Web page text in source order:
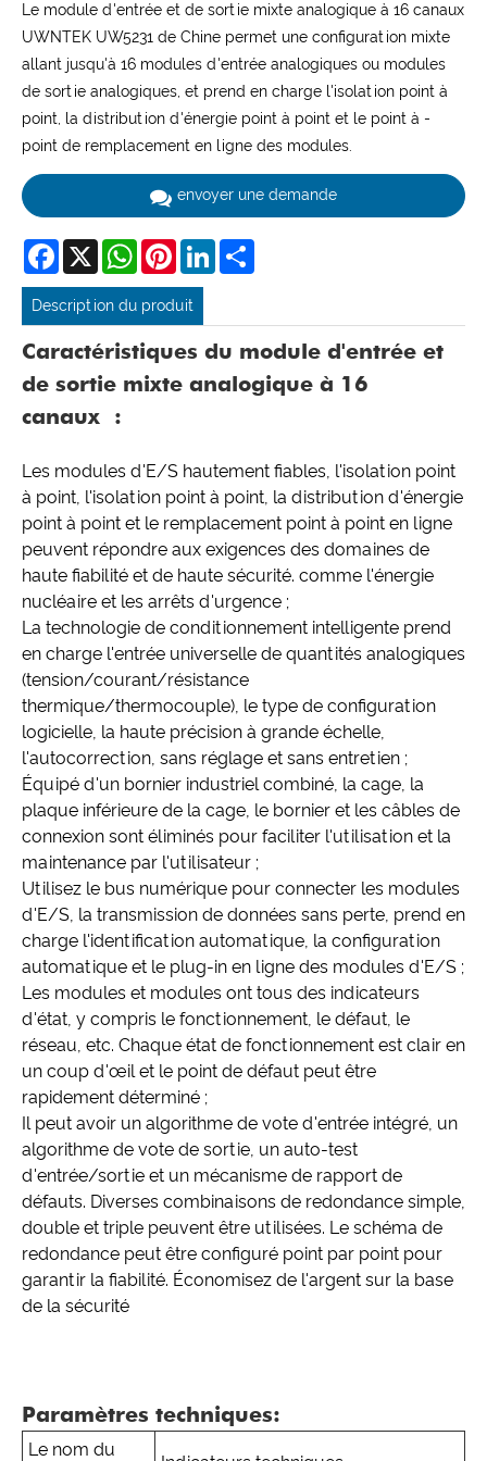
Le module d'entrée et de sortie mixte analogique à 16 canaux
UWNTEK UW5231 de Chine permet une configuration mixte
allant jusqu'à 16 modules d'entrée analogiques ou modules
de sortie analogiques, et prend en charge l'isolation point à
point, la distribution d'énergie point à point et le point à -
point de remplacement en ligne des modules.
envoyer une demande
Facebook
X WhatsAppPinterestLinkedIn
Description du produit
Caractéristiques du module d'entrée et
de sortie mixte analogique à 16
canaux :
Les modules d'E/S hautement fiables, l'isolation point
à point, l'isolation point à point, la distribution d'énergie
point à point et le remplacement point à point en ligne
peuvent répondre aux exigences des domaines de
haute fiabilité et de haute sécurité. comme l'énergie
nucléaire et les arrêts d'urgence ;
La technologie de conditionnement intelligente prend
en charge l'entrée universelle de quantités analogiques
(tension/courant/résistance
thermique/thermocouple), le type de configuration
logicielle, la haute précision à grande échelle,
l'autocorrection, sans réglage et sans entretien ;
Équipé d'un bornier industriel combiné, la cage, la
plaque inférieure de la cage, le bornier et les câbles de
connexion sont éliminés pour faciliter l'utilisation et la
maintenance par l'utilisateur ;
Utilisez le bus numérique pour connecter les modules
d'E/S, la transmission de données sans perte, prend en
charge l'identification automatique, la configuration
automatique et le plug-in en ligne des modules d'E/S ;
Les modules et modules ont tous des indicateurs
d'état, y compris le fonctionnement, le défaut, le
réseau, etc. Chaque état de fonctionnement est clair en
un coup d'œil et le point de défaut peut être
rapidement déterminé ;
Il peut avoir un algorithme de vote d'entrée intégré, un
algorithme de vote de sortie, un auto-test
d'entrée/sortie et un mécanisme de rapport de
défauts. Diverses combinaisons de redondance simple,
double et triple peuvent être utilisées. Le schéma de
redondance peut être configuré point par point pour
garantir la fiabilité. Économisez de l'argent sur la base
de la sécurité
Paramètres techniques:
Le nom du